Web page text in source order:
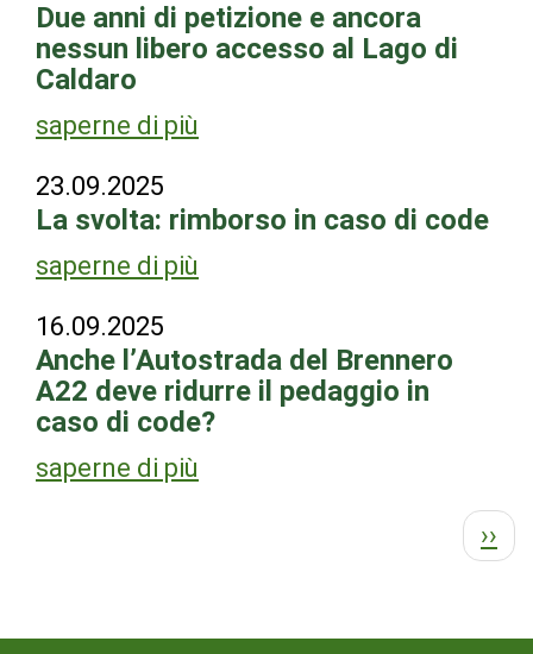
Due anni di petizione e ancora
nessun libero accesso al Lago di
Caldaro
saperne di più
23.09.2025
La svolta: rimborso in caso di code
saperne di più
16.09.2025
Anche l’Autostrada del Brennero
A22 deve ridurre il pedaggio in
caso di code?
saperne di più
››